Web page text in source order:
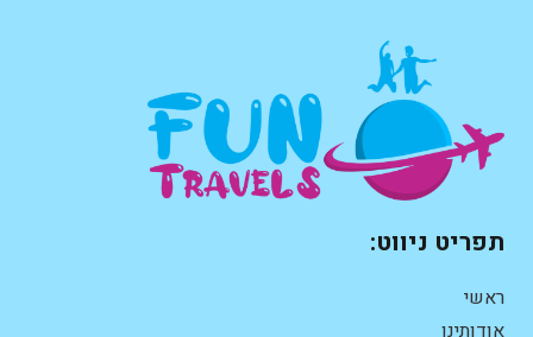
תפריט ניווט:
ראשי
אודותינו